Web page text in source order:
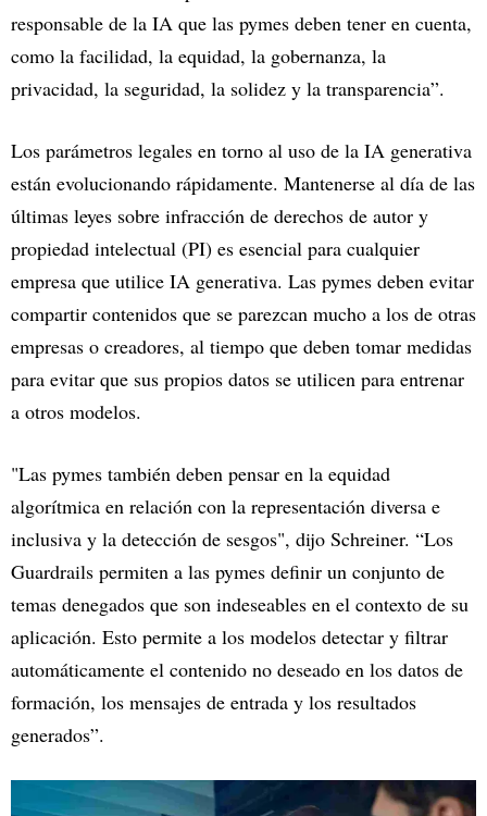
responsable de la IA que las pymes deben tener en cuenta,
como la facilidad, la equidad, la gobernanza, la
privacidad, la seguridad, la solidez y la transparencia”.
Los parámetros legales en torno al uso de la IA generativa
están evolucionando rápidamente. Mantenerse al día de las
últimas leyes sobre infracción de derechos de autor y
propiedad intelectual (PI) es esencial para cualquier
empresa que utilice IA generativa. Las pymes deben evitar
compartir contenidos que se parezcan mucho a los de otras
empresas o creadores, al tiempo que deben tomar medidas
para evitar que sus propios datos se utilicen para entrenar
a otros modelos.
"Las pymes también deben pensar en la equidad
algorítmica en relación con la representación diversa e
inclusiva y la detección de sesgos", dijo Schreiner. “Los
Guardrails permiten a las pymes definir un conjunto de
temas denegados que son indeseables en el contexto de su
aplicación. Esto permite a los modelos detectar y filtrar
automáticamente el contenido no deseado en los datos de
formación, los mensajes de entrada y los resultados
generados”.